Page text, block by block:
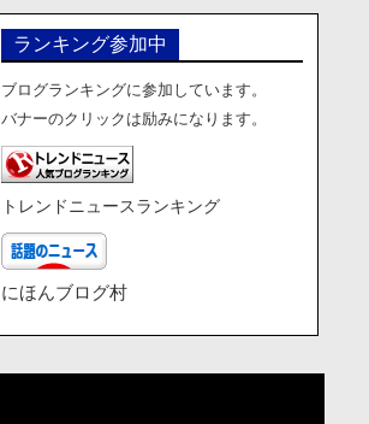
ランキング参加中
ブログランキングに参加しています。
バナーのクリックは励みになります。
トレンドニュースランキング
にほんブログ村